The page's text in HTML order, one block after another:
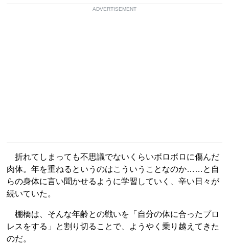
ADVERTISEMENT
折れてしまっても不思議でないくらいボロボロに傷んだ
肉体。年を重ねるというのはこういうことなのか……と自
らの身体に言い聞かせるように学習していく、辛い日々が
続いていた。
棚橋は、そんな年齢との戦いを「自分の体に合ったプロ
レスをする」と割り切ることで、ようやく乗り越えてきた
のだ。